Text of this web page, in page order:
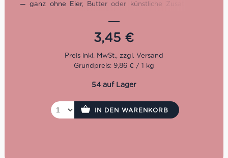
— ganz ohne Eier, Butter oder künstliche Zusatzstoffe.
der perfekte Begleiter zum Kaffee, Tee oder als
hochwertiger Snack zwischendurch.
Eigenschaften auf einen
Blick
Bio-Zutaten & kontrollierter Anbau
pflanzlich
Frei von Eiern, künstlichen Aromen oder tierischen
3,45 €
Grundpreis: 9,86 € / 1 kg
54 auf Lager
IN DEN WARENKORB